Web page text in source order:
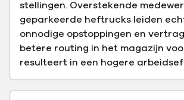
stellingen. Overstekende
geparkeerde heftrucks leiden
onnodige opstoppingen en
betere routing in het magazijn
resulteert in een hogere